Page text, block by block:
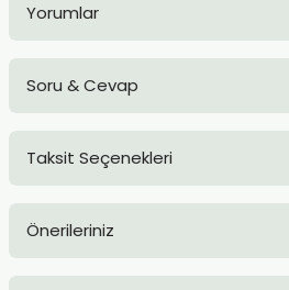
Yorumlar
Soru & Cevap
Taksit Seçenekleri
Önerileriniz